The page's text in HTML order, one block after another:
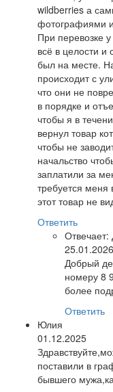
wildberries а
фотографиями и
При перевозке
всё в целости и
был на месте.
происходит с
что они не
в порядке и
чтобы я в
вернул товар
чтобы не
начальство
заплатили за
требуется меня
этот товар не
Ответить
Отвечает:
25.01.2026
Добрый
номеру 8
более
Ответить
Юлия
01.12.2025
поставили в
бывшего